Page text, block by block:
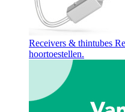
Receivers & thintubes
hoortoestellen.